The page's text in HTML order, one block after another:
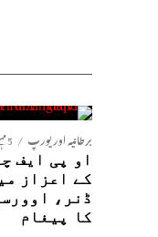
برطانیہ اور یورپ 5 مہینے ago
او پی ایف
کے اعزاز
ڈنر،
کا پیغام